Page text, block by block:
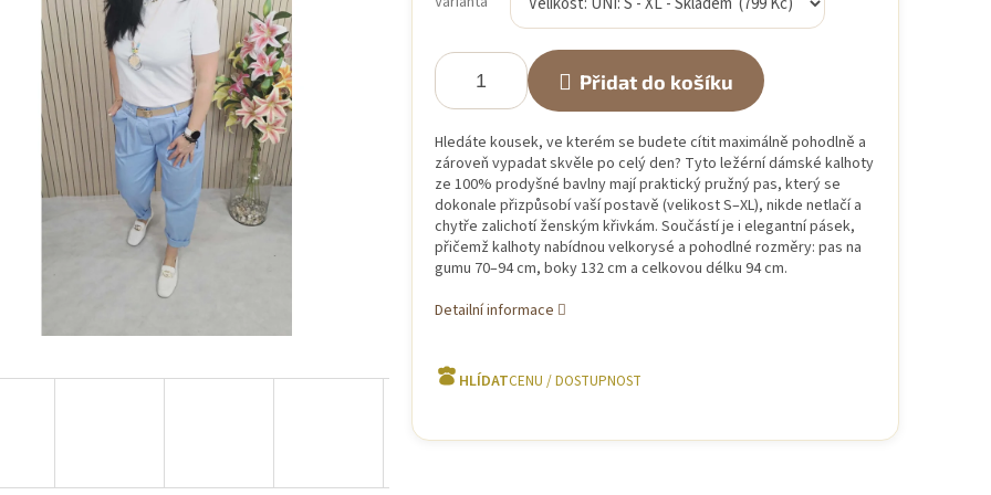
Přidat do košíku
Hledáte kousek, ve kterém se budete cítit maximálně pohodlně a
zároveň vypadat skvěle po celý den? Tyto ležérní dámské kalhoty
ze 100% prodyšné bavlny mají praktický pružný pas, který se
dokonale přizpůsobí vaší postavě (velikost S–XL), nikde netlačí a
chytře zalichotí ženským křivkám. Součástí je i elegantní pásek,
přičemž kalhoty nabídnou velkorysé a pohodlné rozměry: pas na
gumu 70–94 cm, boky 132 cm a celkovou délku 94 cm.
Detailní informace
HLÍDAT